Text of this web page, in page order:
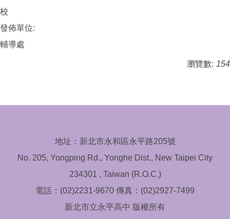
校
發佈單位:
輔導處
瀏覽數: 154
地址：新北市永和區永平路205號
No. 205, Yongping Rd., Yonghe Dist., New Taipei City
234301 , Taiwan (R.O.C.)
電話：(02)2231-9670 傳真：(02)2927-7499
新北市立永平高中 版權所有